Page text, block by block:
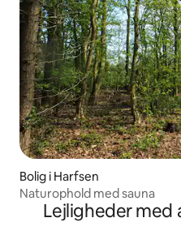
Bolig i Harfsen
Naturophold med sauna
Lejligheder med